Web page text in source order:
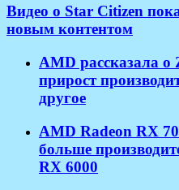
Видео о Star Citizen
новым контентом
AMD рассказала о
прирост
другое
AMD Radeon RX
больше
RX 6000